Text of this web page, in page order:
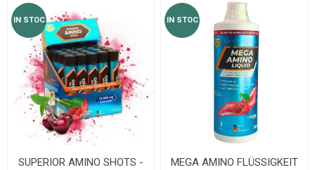
IN STOC
SUPERIOR AMINO SHOTS -
IN STOC
MEGA AMINO FLÜSSIGKEIT